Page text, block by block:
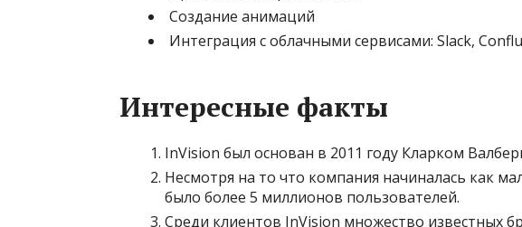
Создание анимаций
Интеграция с облачными сервисами: Slack,
Интересные факты
InVision был основан в 2011 году Кларком
Несмотря на то что компания начиналась как
было более 5 миллионов пользователей.
Среди клиентов InVision множество известных